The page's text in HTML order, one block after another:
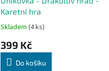
Karetní hra
Skladem (4 ks)
399 Kč
Do košíku